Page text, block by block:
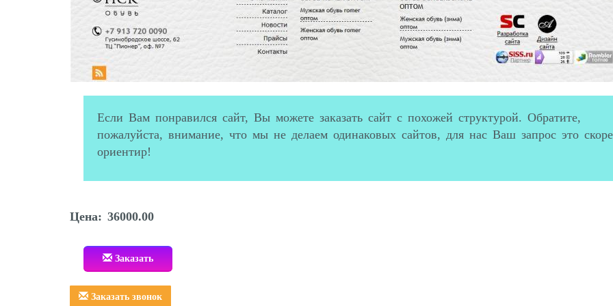
Если Вам понравился сайт, Вы можете заказать сайт с похожей структурой. Обратите,
пожалуйста, внимание, что мы не делаем одинаковых сайтов, для нас Ваш запрос это
ориентир!
Цена: 36000.00
Заказать
Заказать звонок